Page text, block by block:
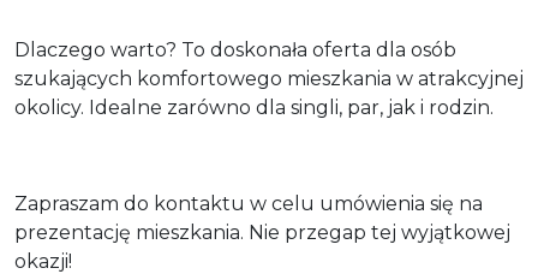
Dlaczego warto? To doskonała oferta dla osób
szukających komfortowego mieszkania w atrakcyjnej
okolicy. Idealne zarówno dla singli, par, jak i rodzin.
Zapraszam do kontaktu w celu umówienia się na
prezentację mieszkania. Nie przegap tej wyjątkowej
okazji!